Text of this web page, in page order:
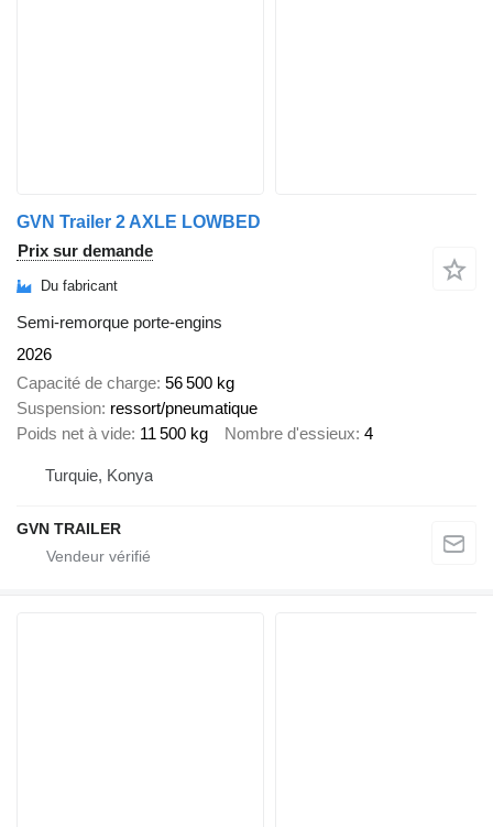
GVN Trailer 2 AXLE LOWBED
Prix sur demande
Du fabricant
Semi-remorque porte-engins
2026
Capacité de charge 56 500 kg
Suspension ressort/pneumatique
Poids net à vide 11 500 kg Nombre d'essieux 4
Turquie, Konya
GVN TRAILER